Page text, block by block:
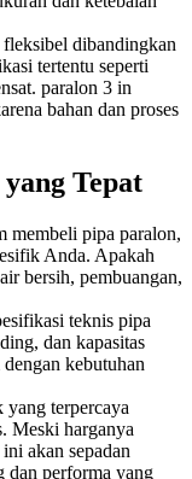
dibandingkan
tertentu seperti
paralon 3 in
bahan dan proses
Tepat
membeli pipa paralon,
Anda. Apakah
bersih, pembuangan,
teknis pipa
dan kapasitas
kebutuhan
yang terpercaya
Meski harganya
akan sepadan
dan performa yang